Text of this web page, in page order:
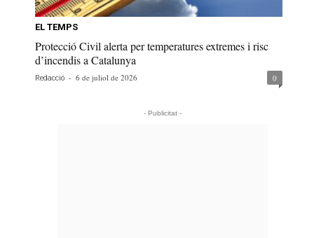
EL TEMPS
Protecció Civil alerta per temperatures extremes i risc
d’incendis a Catalunya
Redacció - 6 de juliol de 2026 0
- Publicitat -